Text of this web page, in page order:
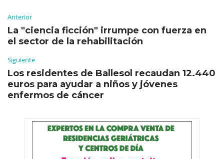
Anterior
La "ciencia ficción" irrumpe con fuerza en
el sector de la rehabilitación
Siguiente
Los residentes de Ballesol recaudan 12.440
euros para ayudar a niños y jóvenes
enfermos de cáncer